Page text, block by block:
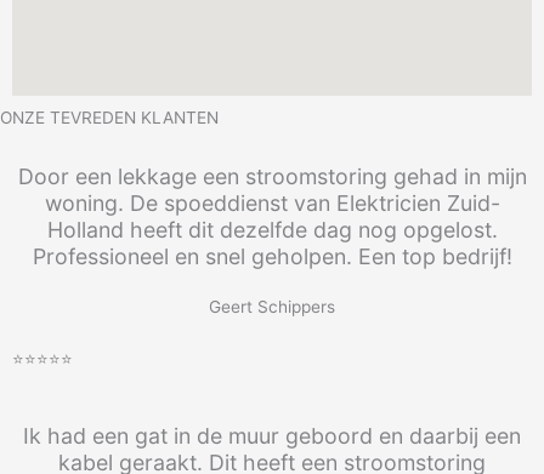
ONZE TEVREDEN KLANTEN
Door een lekkage een stroomstoring gehad in mijn
woning. De spoeddienst van Elektricien Zuid-
Holland heeft dit dezelfde dag nog opgelost.
Professioneel en snel geholpen. Een top bedrijf!
Geert Schippers
⭐⭐⭐⭐⭐
Ik had een gat in de muur geboord en daarbij een
kabel geraakt. Dit heeft een stroomstoring